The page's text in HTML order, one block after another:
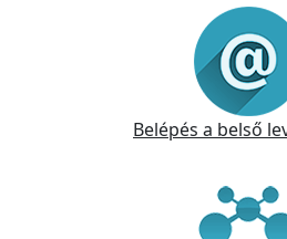
Belépés a belső